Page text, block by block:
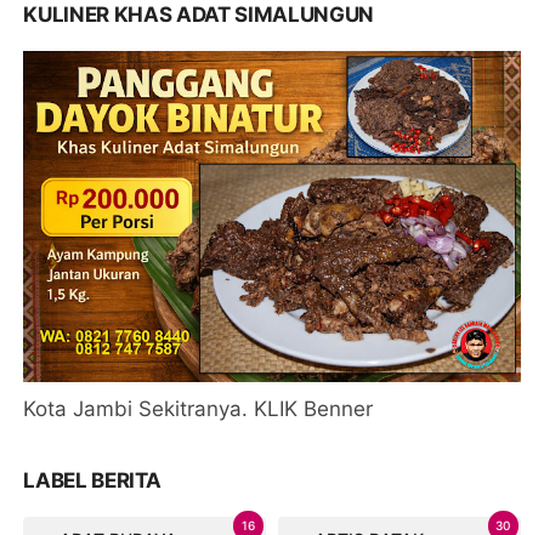
KULINER KHAS ADAT SIMALUNGUN
Kota Jambi Sekitranya. KLIK Benner
LABEL BERITA
16 30